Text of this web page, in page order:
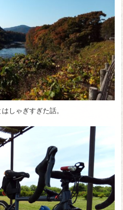
しゃぎすぎた話。